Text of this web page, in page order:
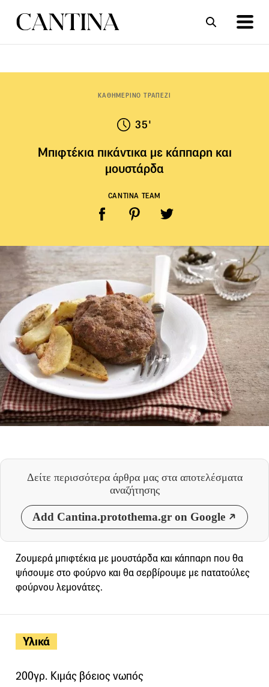
ΚΑΘΗΜΕΡΙΝΟ ΤΡΑΠΕΖΙ
35'
Μπιφτέκια πικάντικα με κάππαρη και
μουστάρδα
CANTINA TEAM
Δείτε περισσότερα άρθρα μας στα αποτελέσματα
αναζήτησης
Add Cantina.protothema.gr on Google
Υλικά
200γρ. Κιμάς βόειος νωπός
Ζουμερά μπιφτέκια με μουστάρδα και κάππαρη που θα
ψήσουμε στο φούρνο και θα σερβίρουμε με πατατούλες
φούρνου λεμονάτες.